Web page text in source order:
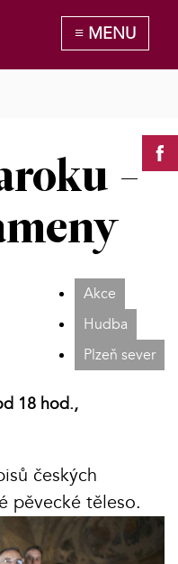
-
Akce
Hudba
Plzeň sever
18 hod.,
českých
pěvecké těleso.